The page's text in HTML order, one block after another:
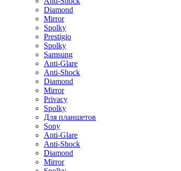
Diamond
Mirror
Spolky
Prestigio
Spolky
Samsung
Anti-Glare
Anti-Shock
Diamond
Mirror
Privacy
Spolky
Для планшетов
Sony
Anti-Glare
Anti-Shock
Diamond
Mirror